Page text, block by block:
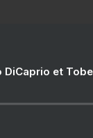
DiCaprio et